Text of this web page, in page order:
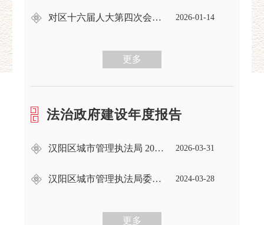
对区十六届人大第四次会议第A202512号建议办理答复的函 2026-01-14
更多
法治政府建设年度报告
汉阳区城市管理执法局 2025年度法治政府建设情况报告 2026-03-31
汉阳区城市管理执法局委员会关于2023年度法治政府建设情况的报告 2024-03-28
更多